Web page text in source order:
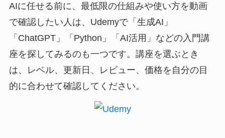
AIに任せる前に、最低限の仕組みや使い方を動画
で確認したい人は、Udemyで「生成AI」
「ChatGPT」「Python」「AI活用」などの入門講
座を探してみるのも一つです。講座を選ぶとき
は、レベル、更新日、レビュー、価格を自分の目
的に合わせて確認してください。